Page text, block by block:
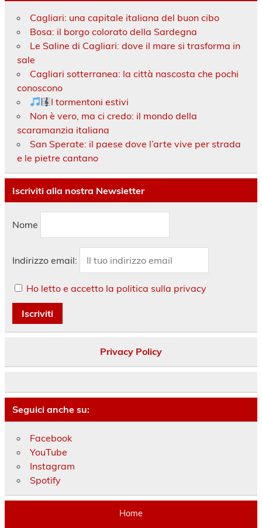
Cagliari: una capitale italiana del buon cibo
Bosa: il borgo colorato della Sardegna
Le Saline di Cagliari: dove il mare si trasforma in
sale
Cagliari sotterranea: la città nascosta che pochi
conoscono
I tormentoni estivi
Non è vero, ma ci credo: il mondo della
scaramanzia italiana
San Sperate: il paese dove l’arte vive per strada
e le pietre cantano
Iscriviti alla nostra Newsletter
Nome
Indirizzo email:
Ho letto e accetto la politica sulla privacy
Privacy Policy
Seguici anche su:
Facebook
YouTube
Instagram
Spotify
Home